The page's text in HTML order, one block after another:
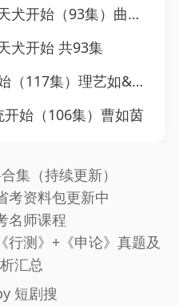
（93集）曲笑孝&张策
犬开始 共93集
集）理艺如&杜远航
始（106集）曹如茵
集（持续更新）
考资料包更新中
名师课程
行测》+《申论》真题及
汇总
短剧搜